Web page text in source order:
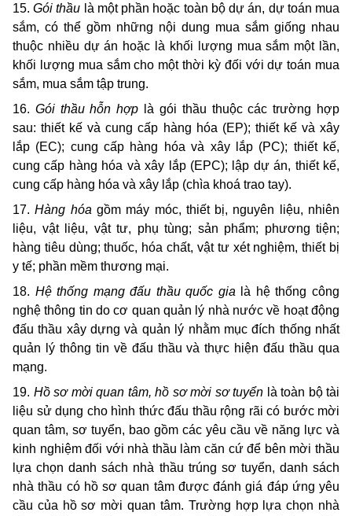
15.Gói thầu là một phần hoặc toàn bộ dự án, dự toán mua
sắm, có thể gồm những nội dung mua sắm giống nhau
thuộc nhiều dự án hoặc là khối lượng mua sắm một lần,
khối lượng mua sắm cho một thời kỳ đối với dự toán mua
sắm, mua sắm tập trung.
16. Gói thầu hỗn hợp là gói thầu thuộc các trường hợp
sau: thiết kế và cung cấp hàng hóa (EP); thiết kế và xây
lắp (EC); cung cấp hàng hóa và xây lắp (PC); thiết kế,
cung cấp hàng hóa và xây lắp (EPC); lập dự án, thiết kế,
cung cấp hàng hóa và xây lắp (chìa khoá trao tay).
17. Hàng hóa gồm máy móc, thiết bị, nguyên liệu, nhiên
liệu, vật liệu, vật tư, phụ tùng; sản phẩm; phương tiện;
hàng tiêu dùng; thuốc, hóa chất, vật tư xét nghiệm, thiết bị
y tế; phần mềm thương mại.
18. Hệ thống mạng đấu thầu quốc gia là hệ thống công
nghệ thông tin do cơ quan quản lý nhà nước về hoạt động
đấu thầu xây dựng và quản lý nhằm mục đích thống nhất
quản lý thông tin về đấu thầu và thực hiện đấu thầu qua
mạng.
19. Hồ sơ mời quan tâm, hồ sơ mời sơ tuyển là toàn bộ tài
liệu sử dụng cho hình thức đấu thầu rộng rãi có bước mời
quan tâm, sơ tuyển, bao gồm các yêu cầu về năng lực và
kinh nghiệm đối với nhà thầu làm căn cứ để bên mời thầu
lựa chọn danh sách nhà thầu trúng sơ tuyển, danh sách
nhà thầu có hồ sơ quan tâm được đánh giá đáp ứng yêu
cầu của hồ sơ mời quan tâm. Trường hợp lựa chọn nhà